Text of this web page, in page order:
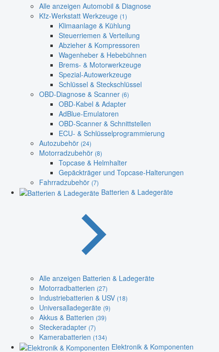
Alle anzeigen Automobil & Diagnose
Kfz-Werkstatt Werkzeuge (1)
Klimaanlage & Kühlung
Steuerriemen & Verteilung
Abzieher & Kompressoren
Wagenheber & Hebebühnen
Brems- & Motorwerkzeuge
Spezial-Autowerkzeuge
Schlüssel & Steckschlüssel
OBD-Diagnose & Scanner (6)
OBD-Kabel & Adapter
AdBlue-Emulatoren
OBD-Scanner & Schnittstellen
ECU- & Schlüsselprogrammierung
Autozubehör (24)
Motorradzubehör (8)
Topcase & Helmhalter
Gepäckträger und Topcase-Halterungen
Fahrradzubehör (7)
Batterien & Ladegeräte
Alle anzeigen Batterien & Ladegeräte
Motorradbatterien (27)
Industriebatterien & USV (18)
Universalladegeräte (9)
Akkus & Batterien (39)
Steckeradapter (7)
Kamerabatterien (134)
Elektronik & Komponenten